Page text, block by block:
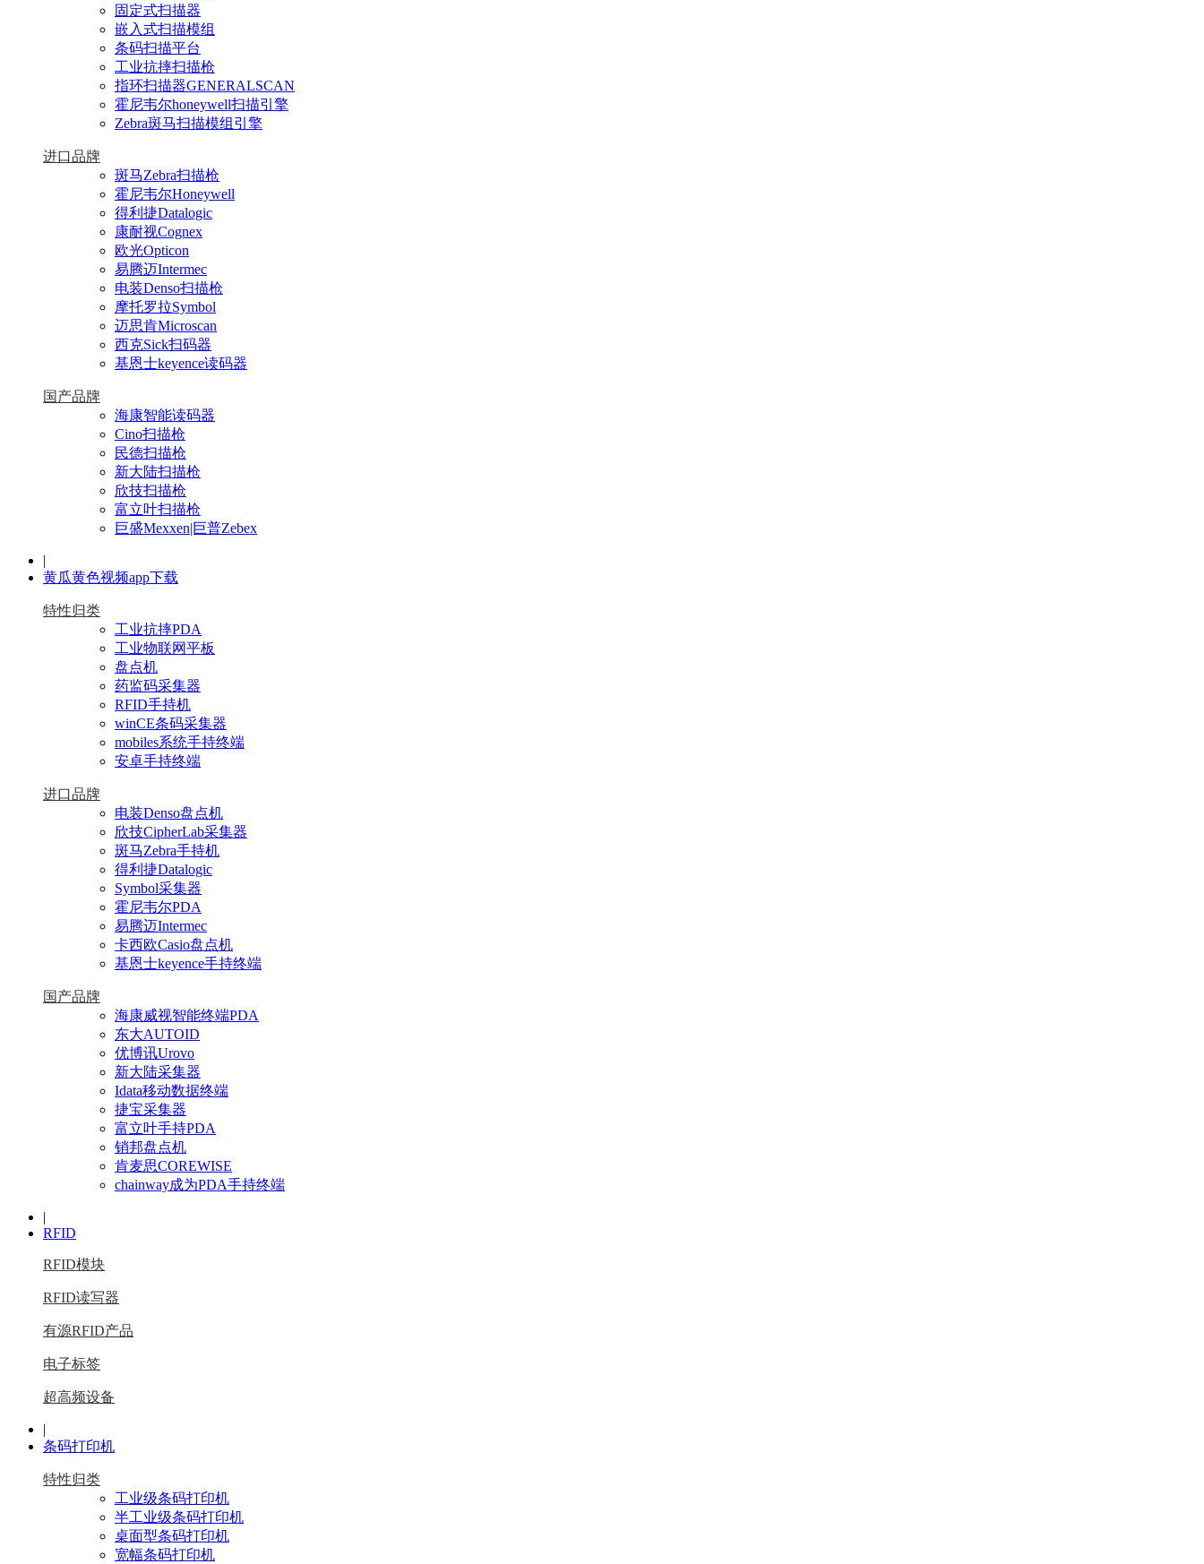
固定式扫描器
嵌入式扫描模组
条码扫描平台
工业抗摔扫描枪
指环扫描器GENERALSCAN
霍尼韦尔honeywell扫描引擎
Zebra斑马扫描模组引擎
进口品牌
斑马Zebra扫描枪
霍尼韦尔Honeywell
得利捷Datalogic
康耐视Cognex
欧光Opticon
易腾迈Intermec
电装Denso扫描枪
摩托罗拉Symbol
迈思肯Microscan
西克Sick扫码器
基恩士keyence读码器
国产品牌
海康智能读码器
Cino扫描枪
民德扫描枪
新大陆扫描枪
欣技扫描枪
富立叶扫描枪
巨盛Mexxen|巨普Zebex
|
黄瓜黄色视频app下载
特性归类
工业抗摔PDA
工业物联网平板
盘点机
药监码采集器
RFID手持机
winCE条码采集器
mobiles系统手持终端
安卓手持终端
进口品牌
电装Denso盘点机
欣技CipherLab采集器
斑马Zebra手持机
得利捷Datalogic
Symbol采集器
霍尼韦尔PDA
易腾迈Intermec
卡西欧Casio盘点机
基恩士keyence手持终端
国产品牌
海康威视智能终端PDA
东大AUTOID
优博讯Urovo
新大陆采集器
Idata移动数据终端
捷宝采集器
富立叶手持PDA
销邦盘点机
肯麦思COREWISE
chainway成为PDA手持终端
|
RFID
RFID模块
RFID读写器
有源RFID产品
电子标签
超高频设备
|
条码打印机
特性归类
工业级条码打印机
半工业级条码打印机
桌面型条码打印机
宽幅条码打印机